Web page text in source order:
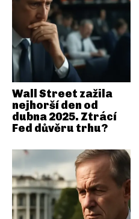
Wall Street zažila
nejhorší den od
dubna 2025. Ztrácí
Fed důvěru trhu?